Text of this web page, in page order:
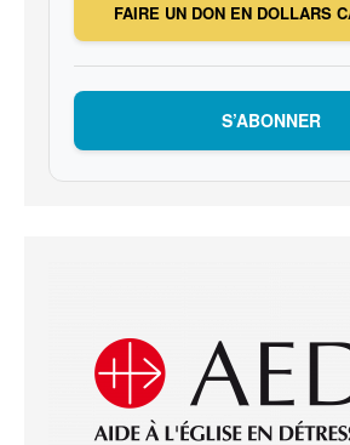
FAIRE UN DON EN DOLLARS
S’ABONNER